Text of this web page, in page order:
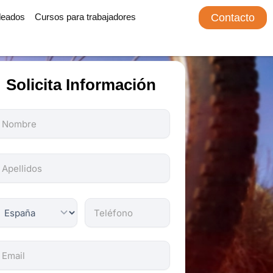
Cursos para trabajadores Contacto
Solicita Información